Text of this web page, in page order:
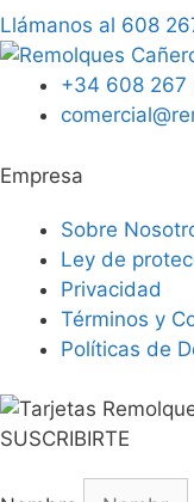
Llámanos al 608
+34 608 267
Empresa
Sobre
Ley de
Privacidad
Términos y
Políticas de
SUSCRIBIRTE